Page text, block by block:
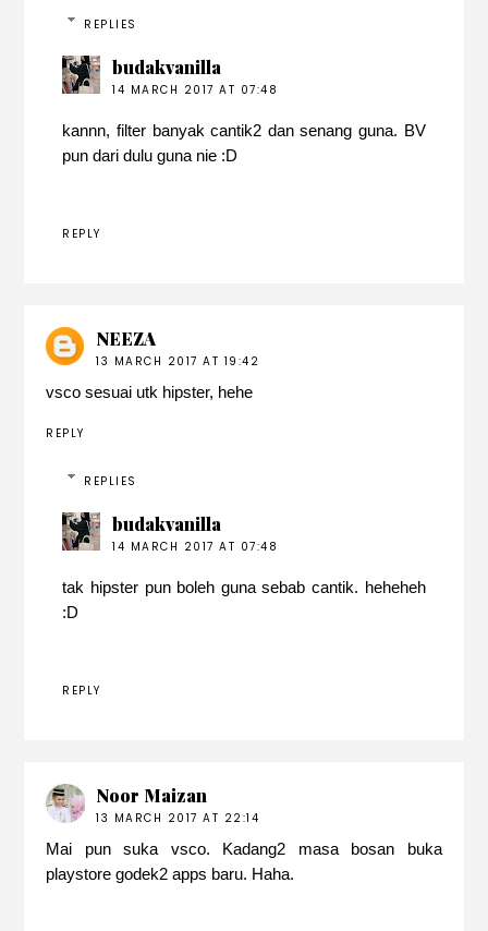
REPLIES
budakvanilla
14 MARCH 2017 AT 07:48
kannn, filter banyak cantik2 dan senang guna. BV
pun dari dulu guna nie :D
REPLY
NEEZA
13 MARCH 2017 AT 19:42
vsco sesuai utk hipster, hehe
REPLY
REPLIES
budakvanilla
14 MARCH 2017 AT 07:48
tak hipster pun boleh guna sebab cantik. heheheh
:D
REPLY
Noor Maizan
13 MARCH 2017 AT 22:14
Mai pun suka vsco. Kadang2 masa bosan buka
playstore godek2 apps baru. Haha.